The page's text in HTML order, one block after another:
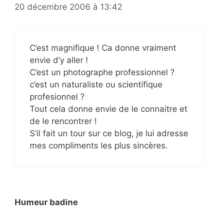
20 décembre 2006 à 13:42
C’est magnifique ! Ca donne vraiment
envie d’y aller !
C’est un photographe professionnel ?
c’est un naturaliste ou scientifique
profesionnel ?
Tout cela donne envie de le connaitre et
de le rencontrer !
S’il fait un tour sur ce blog, je lui adresse
mes compliments les plus sincères.
Humeur badine